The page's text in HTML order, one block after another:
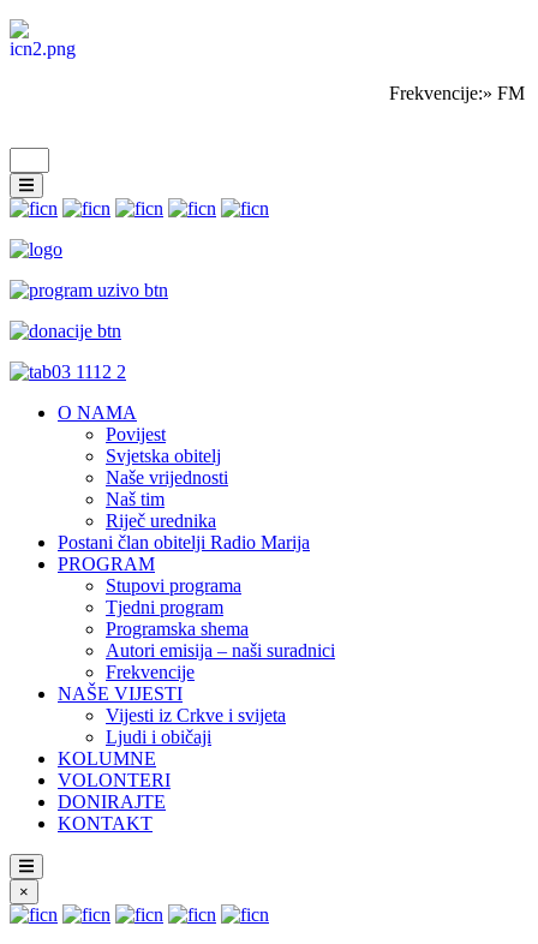
Frekvencije:» FM
O NAMA
Povijest
Svjetska obitelj
Naše vrijednosti
Naš tim
Riječ urednika
Postani član obitelji Radio Marija
PROGRAM
Stupovi programa
Tjedni program
Programska shema
Autori emisija – naši suradnici
Frekvencije
NAŠE VIJESTI
Vijesti iz Crkve i svijeta
Ljudi i običaji
KOLUMNE
VOLONTERI
DONIRAJTE
KONTAKT
×